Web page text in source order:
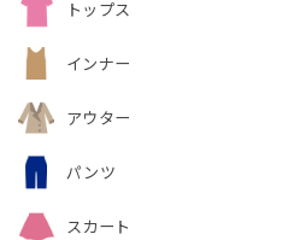
トップス
インナー
アウター
パンツ
スカート